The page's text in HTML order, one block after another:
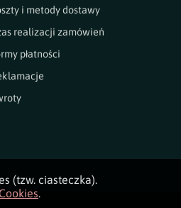
i metody dostawy
realizacji zamówień
płatności
(tzw. ciasteczka).
.